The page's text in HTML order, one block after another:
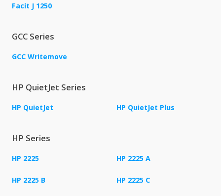
Facit J 1250
GCC Series
GCC Writemove
HP QuietJet Series
HP QuietJet HP QuietJet Plus
HP Series
HP 2225 HP 2225 A
HP 2225 B HP 2225 C